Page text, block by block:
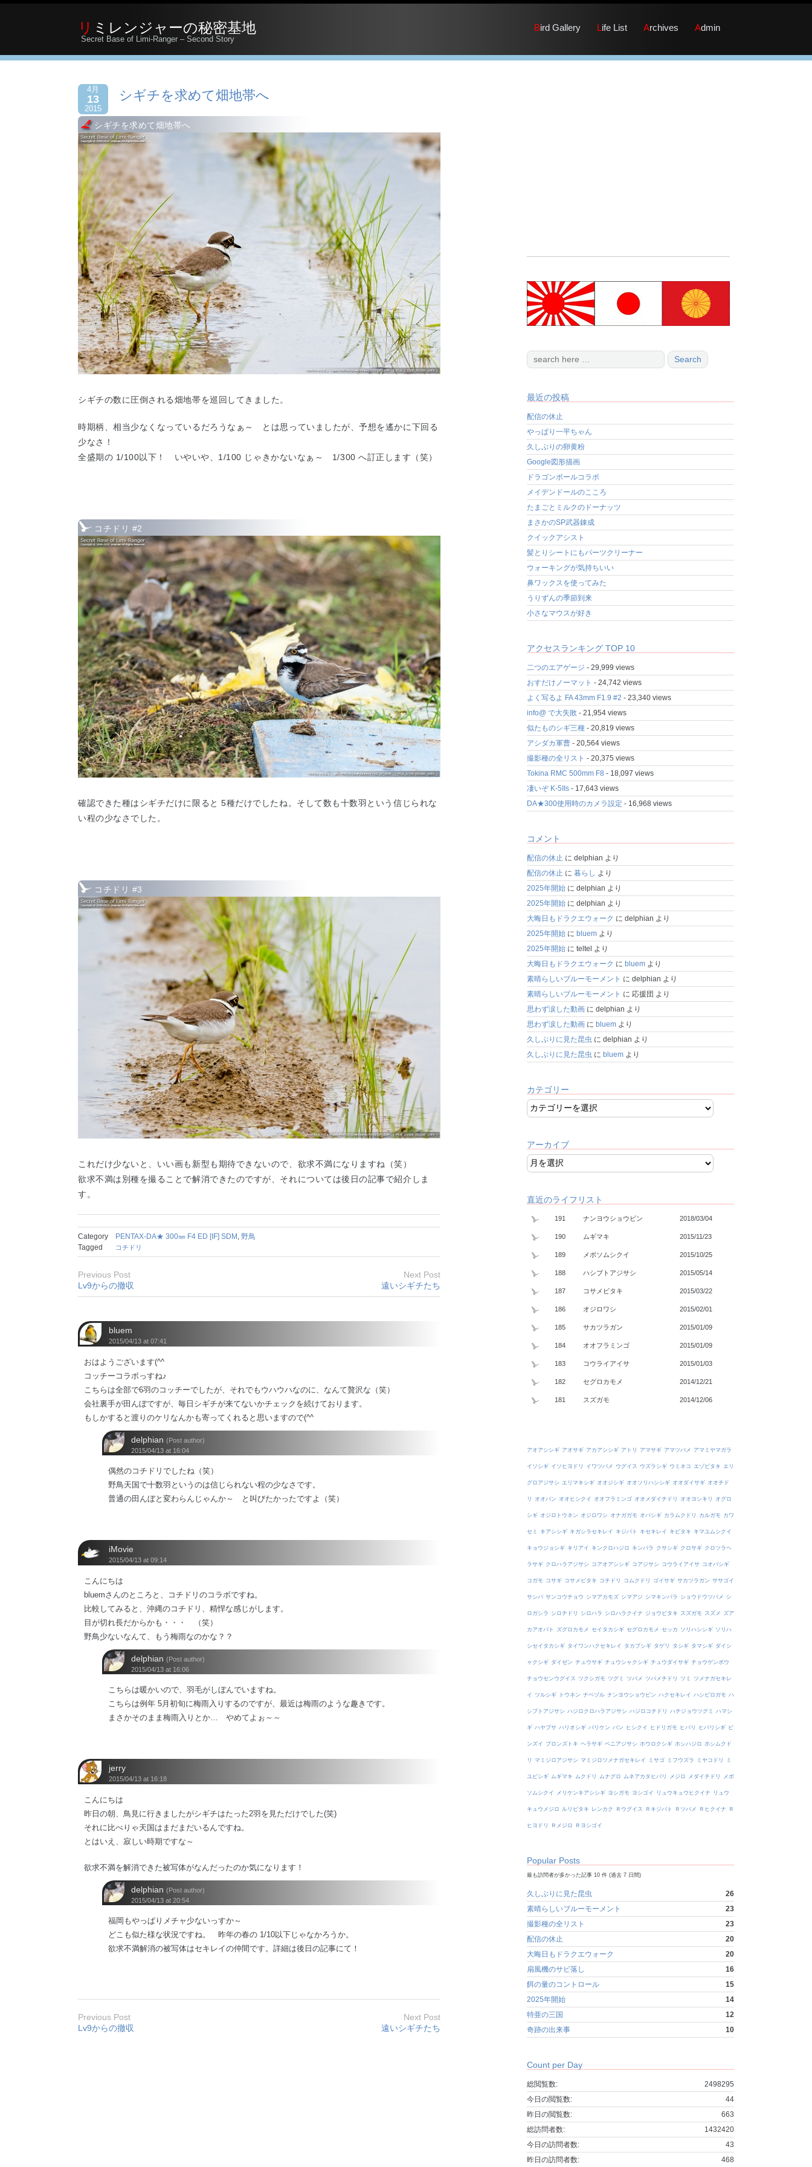
リミレンジャーの秘密基地
Secret Base of Limi-Ranger – Second Story
Bird Gallery Life List Archives Admin
4月
13
2015
シギチを求めて畑地帯へ
シギチを求めて畑地帯へ
シギチの数に圧倒される畑地帯を巡回してきました。
時期柄、相当少なくなっているだろうなぁ～ とは思っていましたが、予想を遙かに下回る
少なさ！
全盛期の 1/100以下！ いやいや、1/100 じゃきかないなぁ～ 1/300 へ訂正します（笑）
コチドリ #2
確認できた種はシギチだけに限ると 5種だけでしたね。そして数も十数羽という信じられな
い程の少なさでした。
コチドリ #3
これだけ少ないと、いい画も新型も期待できないので、欲求不満になりますね（笑）
欲求不満は別種を撮ることで解消できたのですが、それについては後日の記事で紹介しま
す。
Category PENTAX-DA★ 300㎜ F4 ED [IF] SDM , 野鳥
Tagged
コチドリ
Previous Post
Lv9からの撤収
Next Post
遠いシギチたち
bluem
2015/04/13 at 07:41
おはようございます(^^
コッチーコラボっすね♪
こちらは全部で6羽のコッチーでしたが、それでもウハウハなのに、なんて贅沢な（笑）
会社裏手が田んぼですが、毎日シギチが来てないかチェックを続けております。
もしかすると渡りのケリなんかも寄ってくれると思いますので(^^
delphian (Post author)
2015/04/13 at 16:04
偶然のコチドリでしたね（笑）
野鳥天国で十数羽というのは信じられない程の少なさです。
普通の田んぼと変わらんじゃんか～ と叫びたかったですよ（笑）
iMovie
2015/04/13 at 09:14
こんにちは
bluemさんのところと、コチドリのコラボですね。
比較してみると、沖縄のコチドリ、精悍な感じがします。
目が切れ長だからかも・・・ （笑）
野鳥少ないなんて、もう梅雨なのかな？？
delphian (Post author)
2015/04/13 at 16:06
こちらは暖かいので、羽毛がしぼんでいますね。
こちらは例年 5月初旬に梅雨入りするのですが、最近は梅雨のような趣きです。
まさかそのまま梅雨入りとか… やめてよぉ～～
jerry
2015/04/13 at 16:18
こんにちは
昨日の朝、鳥見に行きましたがシギチはたった2羽を見ただけでした(笑)
それに比べりゃ天国はまだまだいるんですね。
とはいえ、寂しい時期ですな～
欲求不満を解消できた被写体がなんだったのか気になります！
delphian (Post author)
2015/04/13 at 20:54
福岡もやっぱりメチャ少ないっすか～
どこも似た様な状況ですね。 昨年の春の 1/10以下じゃなかろうか。
欲求不満解消の被写体はセキレイの仲間です。詳細は後日の記事にて！
Previous Post
Lv9からの撤収
Next Post
遠いシギチたち
最近の投稿
配信の休止
やっぱり一平ちゃん
久しぶりの卵黄粉
Google図形描画
ドラゴンボールコラボ
メイデンドールのこころ
たまごとミルクのドーナッツ
まさかのSP武器錬成
クイックアシスト
髪とりシートにもパーツクリーナー
ウォーキングが気持ちいい
鼻ワックスを使ってみた
うりずんの季節到来
小さなマウスが好き
アクセスランキング TOP 10
二つのエアゲージ - 29,999 views
おすだけノーマット - 24,742 views
よく写るよ FA 43mm F1.9 #2 - 23,340 views
info@ で大失敗- 21,954 views
似たものシギ三種- 20,819 views
アシダカ軍曹- 20,564 views
撮影種の全リスト - 20,375 views
Tokina RMC 500mm F8 - 18,097 views
凄いぞ K-5IIs- 17,643 views
DA★300使用時のカメラ設定 - 16,968 views
コメント
配信の休止 に delphian より
配信の休止 に 暮らし より
2025年開始に delphian より
2025年開始に delphian より
大晦日もドラクエウォーク に delphian より
2025年開始に bluemより
2025年開始に teltel より
大晦日もドラクエウォーク に bluemより
素晴らしいブルーモーメント に delphian より
素晴らしいブルーモーメント に 応援団 より
思わず涙した動画に delphian より
思わず涙した動画に bluemより
久しぶりに見た昆虫 に delphian より
久しぶりに見た昆虫 に bluemより
カテゴリー
アーカイブ
直近のライフリスト
191 ナンヨウショウビン 2018/03/04
190 ムギマキ 2015/11/23
189 メボソムシクイ 2015/10/25
188 ハシブトアジサシ 2015/05/14
187 コサメビタキ 2015/03/22
186 オジロワシ 2015/02/01
185 サカツラガン 2015/01/09
184 オオフラミンゴ 2015/01/09
183 コウライアイサ 2015/01/03
182 セグロカモメ 2014/12/21
181 スズガモ 2014/12/06
アオアシシギ アオサギ アカアシシギ アトリ アマサギ アマツバメ アマミヤマガラ
イソシギ イソヒヨドリ イワツバメ ウグイス ウズラシギ ウミネコ エゾビタキ エリ
グロアジサシ エリマキシギ オオジシギ オオソリハシシギ オオダイサギ オオチド
リ オオバン オオヒシクイ オオフラミンゴ オオメダイチドリ オオヨシキリ オグロ
シギ オジロトウネン オジロワシ オナガガモ オバシギ カラムクドリ カルガモ カワ
セミ キアシシギ キガシラセキレイ キジバト キセキレイ キビタキ キマユムシクイ
キョウジョシギ キリアイ キンクロハジロ キンパラ クサシギ クロサギ クロツラヘ
ラサギ クロハラアジサシ コアオアシシギ コアジサシ コウライアイサ コオバシギ
コガモ コサギ コサメビタキ コチドリ コムクドリ ゴイサギ サカツラガン ササゴイ
サシバ サンコウチョウ シマアカモズ シマアジ シマキンパラ ショウドウツバメ シ
ロガシラ シロチドリ シロハラ シロハラクイナ ジョウビタキ スズガモ スズメ ズア
カアオバト ズグロカモメ セイタカシギ セグロカモメ セッカ ソリハシシギ ソリハ
シセイタカシギ タイワンハクセキレイ タカブシギ タゲリ タシギ タマシギ ダイシ
ャクシギ ダイゼン チュウサギ チュウシャクシギ チュウダイサギ チョウゲンボウ
チョウセンウグイス ツクシガモ ツグミ ツバメ ツバメチドリ ツミ ツメナガセキレ
イ ツルシギ トウネン ナベヅル ナンヨウショウビン ハクセキレイ ハシビロガモ ハ
シブトアジサシ ハジロクロハラアジサシ ハジロコチドリ ハチジョウツグミ ハマシ
ギ ハヤブサ ハリオシギ バリケン バン ヒシクイ ヒドリガモ ヒバリ ヒバリシギ ビ
ンズイ ブロンズトキ ヘラサギ ベニアジサシ ホウロクシギ ホシハジロ ホシムクド
リ マミジロアジサシ マミジロツメナガセキレイ ミサゴ ミフウズラ ミヤコドリ ミ
ユビシギ ムギマキ ムクドリ ムナグロ ムネアカタヒバリ メジロ メダイチドリ メボ
ソムシクイ メリケンキアシシギ ヨシガモ ヨシゴイ リュウキュウヒクイナ リュウ
キュウメジロ ルリビタキ レンカク Ｒウグイス Ｒキジバト Ｒツバメ Ｒヒクイナ Ｒ
ヒヨドリ Ｒメジロ Ｒヨシゴイ
Popular Posts
最も訪問者が多かった記事 10 件 (過去 7 日間)
久しぶりに見た昆虫
26
素晴らしいブルーモーメント
23
撮影種の全リスト
23
配信の休止
20
大晦日もドラクエウォーク
20
扇風機のサビ落し
16
餌の量のコントロール
15
2025年開始
14
特亜の三国
12
奇跡の出来事
10
Count per Day
2498295
総閲覧数:
44
今日の閲覧数:
663
昨日の閲覧数:
1432420
総訪問者数:
43
今日の訪問者数:
468
昨日の訪問者数: